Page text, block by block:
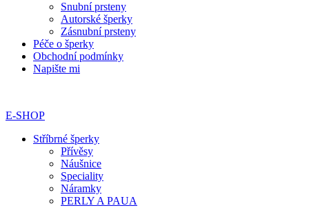
Snubní prsteny
Autorské šperky
Zásnubní prsteny
Péče o šperky
Obchodní podmínky
Napište mi
E-SHOP
Stříbrné šperky
Přívěsy
Náušnice
Speciality
Náramky
PERLY A PAUA